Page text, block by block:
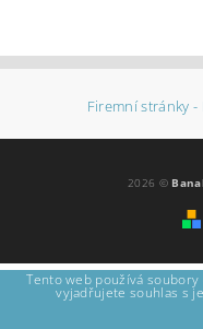
Firemní stránky -
2026 ©
Tento web používá
vyjadřujete souhlas s